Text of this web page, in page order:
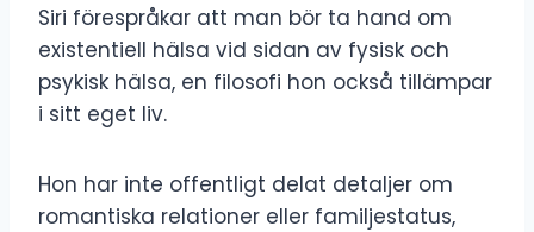
Siri förespråkar att man bör ta hand om
existentiell hälsa vid sidan av fysisk och
psykisk hälsa, en filosofi hon också tillämpar
i sitt eget liv.
Hon har inte offentligt delat detaljer om
romantiska relationer eller familjestatus,